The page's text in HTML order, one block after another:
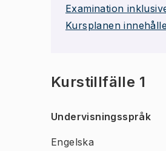
Examination
Kursplanen
Kurstillfälle 1
Undervisningsspråk
Engelska